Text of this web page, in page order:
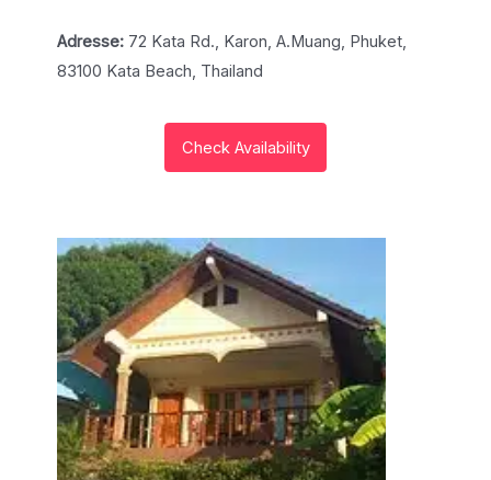
Adresse:72 Kata Rd., Karon, A.Muang, Phuket,
83100 Kata Beach, Thailand
Check Availability